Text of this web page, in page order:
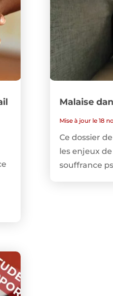
Malaise
Mise à jour le 18
Ce dossier
les enjeux
souffrance